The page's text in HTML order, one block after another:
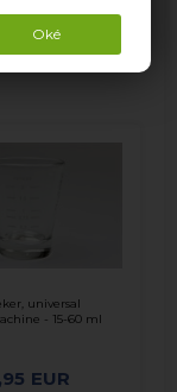
items
universal
- 15-60 ml
EUR